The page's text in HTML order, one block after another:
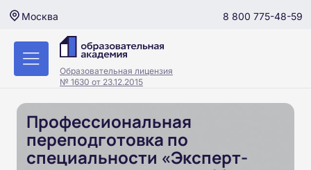
Москва 8 800 775-48-59
Образовательная лицензия
№ 1630 от 23.12.2015
Профессиональная
переподготовка по
специальности «Эксперт-